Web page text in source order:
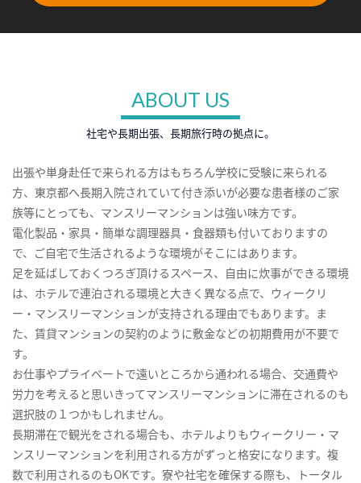
ABOUT US
社宅や長期出張、長期旅行時の拠点に。
出張や単身赴任で来られる方はもちろん学校に受験に来られる
方、東京都へ長期入院されていて付き添いが必要な患者様のご家
族等にとっても、マンスリーマンションは強い味方です。
電化製品・家具・簡単な調理器具・食器類も付いておりますの
で、ご自宅で生活されるような環境がそこにはあります。
足を延ばしておくつろぎ頂けるスペース、自由に炊事ができる環境
は、ホテルで連泊される環境と大きく異なる点で、ウィークリ
ー・マンスリーマンションが支持される理由でもあります。ま
た、賃貸マンションの契約のように敷金などの初期費用が不要で
す。
お仕事やプライベートで遠いところから通われる場合、交通費や
労力を考えると思いきってマンスリーマンションに滞在されるのも
選択肢の１つかもしれません。
長期滞在で観光をされる場合も、ホテルよりもウィークリー・マ
ンスリーマンションを利用される方がずっと格安になります。複
数で利用されるのもOKです。寮や社宅を確保する際も、トータル